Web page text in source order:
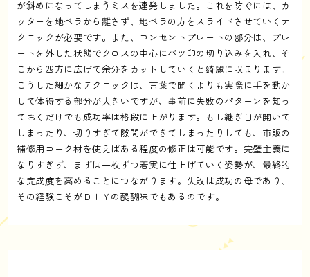
が斜めになってしまうミスを連発しました。これを防ぐには、カ
ッターを地ベラから離さず、地ベラの方をスライドさせていくテ
クニックが必要です。また、コンセントプレートの部分は、プレ
ートを外した状態でクロスの中心にバツ印の切り込みを入れ、そ
こから四方に広げて余分をカットしていくと綺麗に収まります。
こうした細かなテクニックは、言葉で聞くよりも実際に手を動か
して体得する部分が大きいですが、事前に失敗のパターンを知っ
ておくだけでも成功率は格段に上がります。もし継ぎ目が開いて
しまったり、切りすぎて隙間ができてしまったりしても、市販の
補修用コーク材を使えばある程度の修正は可能です。完璧主義に
なりすぎず、まずは一枚ずつ着実に仕上げていく姿勢が、最終的
な完成度を高めることにつながります。失敗は成功の母であり、
その経験こそがＤＩＹの醍醐味でもあるのです。